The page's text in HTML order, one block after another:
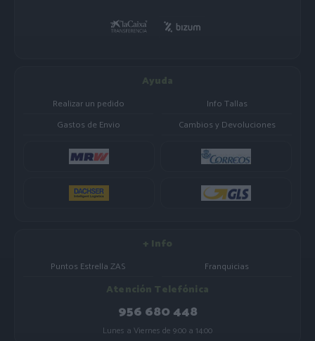
Ayuda
Realizar un pedido
Info Tallas
Gastos de Envio
Cambios y Devoluciones
+ Info
Puntos Estrella ZAS Franquicias
Atención Telefónica
956 680 448
Lunes a Viernes de 9:00 a 14:00